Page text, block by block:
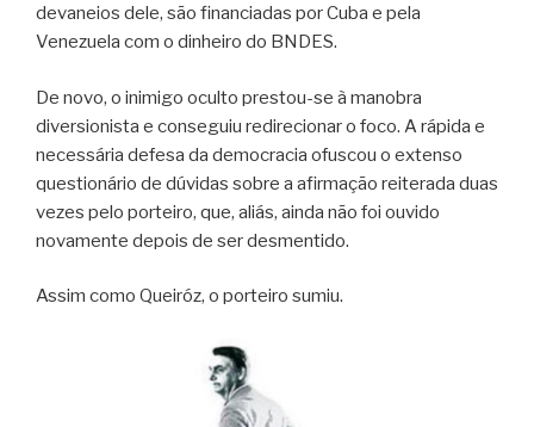
devaneios dele, são financiadas por Cuba e pela
Venezuela com o dinheiro do BNDES.
De novo, o inimigo oculto prestou-se à manobra
diversionista e conseguiu redirecionar o foco. A rápida e
necessária defesa da democracia ofuscou o extenso
questionário de dúvidas sobre a afirmação reiterada duas
vezes pelo porteiro, que, aliás, ainda não foi ouvido
novamente depois de ser desmentido.
Assim como Queiróz, o porteiro sumiu.